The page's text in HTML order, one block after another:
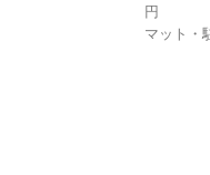
円
マット・